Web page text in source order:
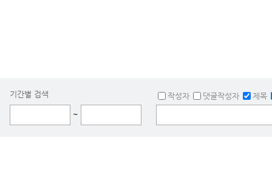
기간별 검색
~
작성자 댓글작성자 제목